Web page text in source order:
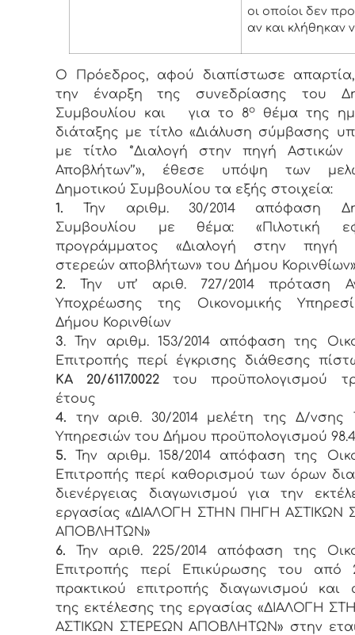
οι οποίοι δεν
αν και κλήθηκαν
Ο Πρόεδρος, αφού διαπίστωσε
την έναρξη της συνεδρίασης του
Συμβουλίου και για το 8ο
θέμα της
διάταξης με τίτλο «Διάλυση σύμβασης
με τίτλο ‘’Διαλογή στην πηγή Αστικών
Αποβλήτων’’», έθεσε υπόψη των
Δημοτικού Συμβουλίου τα εξής στοιχεία:
1. Την αριθμ. 30/2014 απόφαση
Συμβουλίου με θέμα: «Πιλοτική
προγράμματος «Διαλογή στην πηγή
στερεών αποβλήτων» του Δήμου
2. Την υπ’ αριθ. 727/2014 πρόταση
Υποχρέωσης της Οικονομικής
Δήμου Κορινθίων
3. Την αριθμ. 153/2014 απόφαση της
Επιτροπής περί έγκρισης διάθεσης
ΚΑ 20/6117.0022του προϋπολογισμού
έτους
4. την αριθ. 30/2014 μελέτη της Δ/νσης
Υπηρεσιών του Δήμου προϋπολογισμού
5. Την αριθμ. 158/2014 απόφαση της
Επιτροπής περί καθορισμού των όρων
διενέργειας διαγωνισμού για την
εργασίας «ΔΙΑΛΟΓΗ ΣΤΗΝ ΠΗΓΗ ΑΣΤΙΚΩΝ
ΑΠΟΒΛΗΤΩΝ»
6. Την αριθ. 225/2014 απόφαση της
Επιτροπής περί Επικύρωσης του από
πρακτικού επιτροπής διαγωνισμού και
της εκτέλεσης της εργασίας «ΔΙΑΛΟΓΗ
ΑΣΤΙΚΩΝ ΣΤΕΡΕΩΝ ΑΠΟΒΛΗΤΩΝ» στην